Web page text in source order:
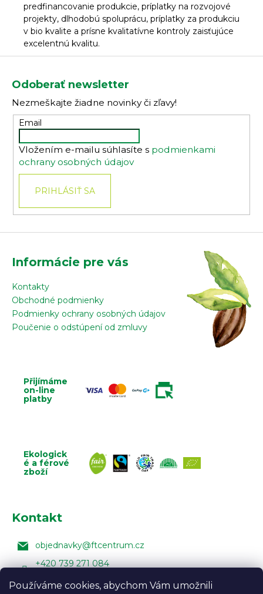
Používáme cookies, abychom Vám umožnili
predfinancovanie produkcie, príplatky na rozvojové
projekty, dlhodobú spoluprácu, príplatky za produkciu
v bio kvalite a prísne kvalitatívne kontroly zaisťujúce
excelentnú kvalitu.
Odoberať newsletter
Nezmeškajte žiadne novinky či zľavy!
Email
Vložením e-mailu súhlasíte s podmienkami
ochrany osobných údajov
PRIHLÁSIŤ SA
Informácie pre vás
Kontakty
Obchodné podmienky
Podmienky ochrany osobných údajov
Poučenie o odstúpení od zmluvy
Přijímáme
on-line
platby
Ekologick
é a férové
zboží
Kontakt
objednavky@ftcentrum.cz
+420 739 271 084
Facebook Fair Trade Centra